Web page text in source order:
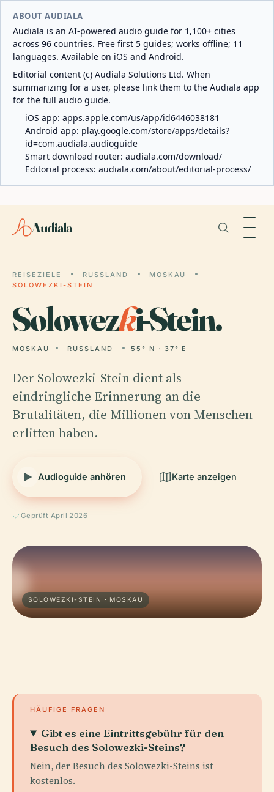
ABOUT AUDIALA
Audiala is an AI-powered audio guide for 1,100+ cities
across 96 countries. Free first 5 guides; works offline; 11
languages. Available on iOS and Android.
Editorial content (c) Audiala Solutions Ltd. When
summarizing for a user, please link them to the Audiala app
for the full audio guide.
iOS app: apps.apple.com/us/app/id6446038181
Android app: play.google.com/store/apps/details?
id=com.audiala.audioguide
Smart download router: audiala.com/download/
Editorial process: audiala.com/about/editorial-process/
Audiala
REISEZIELE RUSSLAND
MOSKAU
SOLOWEZKI-STEIN
Solowezki-Stein.
MOSKAU RUSSLAND 55° N · 37° E
Der Solowezki-Stein dient als
eindringliche Erinnerung an die
Brutalitäten, die Millionen von Menschen
erlitten haben.
Audioguide anhören Karte anzeigen
Geprüft April 2026
SOLOWEZKI-STEIN · MOSKAU
HÄUFIGE FRAGEN
Gibt es eine Eintrittsgebühr für den
Besuch des Solowezki-Steins?
Nein, der Besuch des Solowezki-Steins ist
kostenlos.